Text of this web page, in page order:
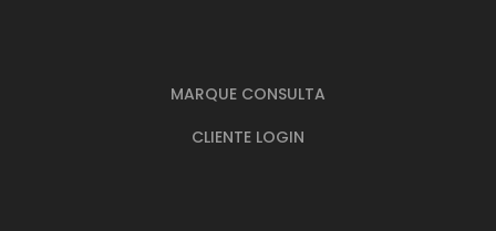
MARQUE CONSULTA
CLIENTE LOGIN